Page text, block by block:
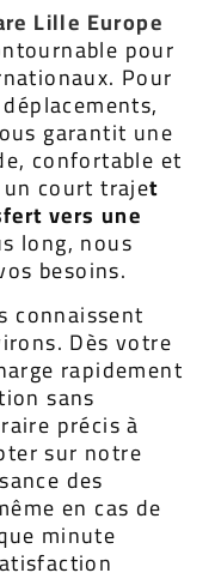
Lille Europe
pour
Pour
garantit une
confortable et
court trajet
vers une
long, nous
besoins.
connaissent
Dès votre
rapidement
sans
précis à
sur notre
des
en cas de
minute